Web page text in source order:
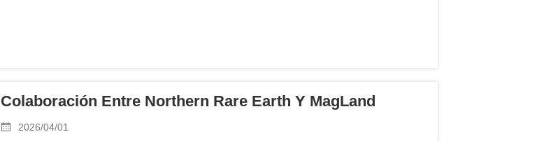
Colaboración Entre Northern Rare Earth Y MagLand
2026/04/01